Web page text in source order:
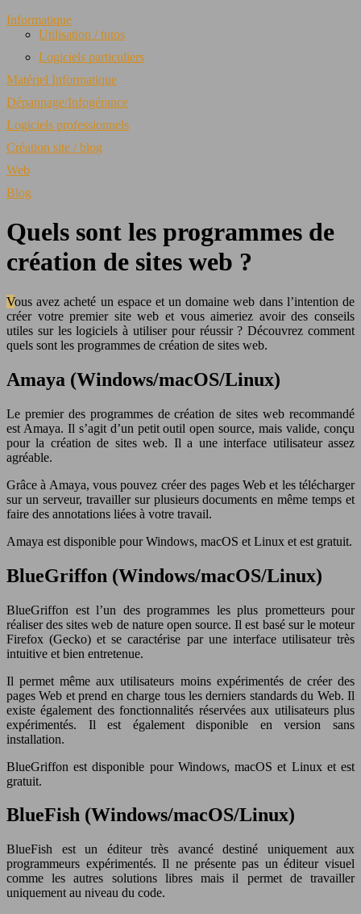
Informatique
Utilisation / tutos
Logiciels particuliers
Matériel Informatique
Dépannage/Infogérance
Logiciels professionnels
Création site / blog
Web
Blog
Quels sont les programmes de
création de sites web ?
Vous avez acheté un espace et un domaine web dans l’intention de
créer votre premier site web et vous aimeriez avoir des conseils
utiles sur les logiciels à utiliser pour réussir ? Découvrez comment
quels sont les programmes de création de sites web.
Amaya (Windows/macOS/Linux)
Le premier des programmes de création de sites web recommandé
est Amaya. Il s’agit d’un petit outil open source, mais valide, conçu
pour la création de sites web. Il a une interface utilisateur assez
agréable.
Grâce à Amaya, vous pouvez créer des pages Web et les télécharger
sur un serveur, travailler sur plusieurs documents en même temps et
faire des annotations liées à votre travail.
Amaya est disponible pour Windows, macOS et Linux et est gratuit.
BlueGriffon (Windows/macOS/Linux)
BlueGriffon est l’un des programmes les plus prometteurs pour
réaliser des sites web de nature open source. Il est basé sur le moteur
Firefox (Gecko) et se caractérise par une interface utilisateur très
intuitive et bien entretenue.
Il permet même aux utilisateurs moins expérimentés de créer des
pages Web et prend en charge tous les derniers standards du Web. Il
existe également des fonctionnalités réservées aux utilisateurs plus
expérimentés. Il est également disponible en version sans
installation.
BlueGriffon est disponible pour Windows, macOS et Linux et est
gratuit.
BlueFish (Windows/macOS/Linux)
BlueFish est un éditeur très avancé destiné uniquement aux
programmeurs expérimentés. Il ne présente pas un éditeur visuel
comme les autres solutions libres mais il permet de travailler
uniquement au niveau du code.